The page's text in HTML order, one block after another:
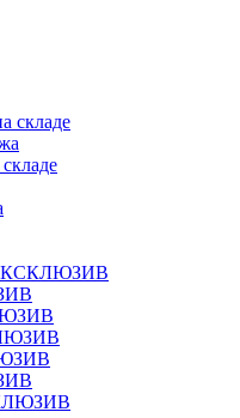
складе
ЭКСКЛЮЗИВ